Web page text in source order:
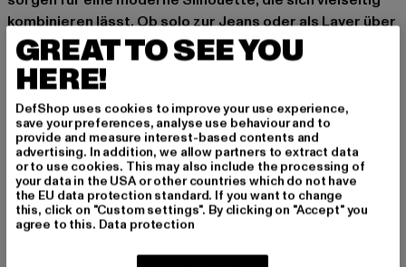
kombinieren lässt. Ob solo zur Jeans oder als Layer über
einem Top – dieses Long Tee ist ein unkomplizierter
Begleiter, der in keiner Garderobe fehlen sollte. Ein
Essential, das Stil und Bequemlichkeit mühelos
verbindet.
Basic oversized T-Shirt von Urban Classics
Gerippter Rundhalsausschnitt
Leicht abgerundeter Hüftabschluss
Weiches Material
Lang geschnitten
Anlass: Alltag, Bequem, Casual, Basic
GREAT TO SEE YOU
HERE!
DefShop uses cookies to improve your use experience,
save your preferences, analyse use behaviour and to
provide and measure interest-based contents and
advertising. In addition, we allow partners to extract data
or to use cookies. This may also include the processing of
your data in the USA or other countries which do not have
the EU data protection standard. If you want to change
this, click on "Custom settings". By clicking on "Accept" you
agree to this. Data protection